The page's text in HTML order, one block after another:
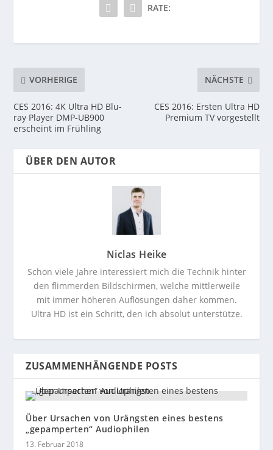
RATE:
VORHERIGE
CES 2016: 4K Ultra HD Blu-
ray Player DMP-UB900
erscheint im Frühling
NÄCHSTE
CES 2016: Ersten Ultra HD
Premium TV vorgestellt
ÜBER DEN AUTOR
Niclas Heike
Schon viele Jahre interessiert mich die Technik hinter
den flimmerden Bildschirmen, welche mittlerweile
mit immer höheren Auflösungen daher kommen.
Ultra HD ist ein Schritt, den ich absolut unterstütze.
ZUSAMMENHÄNGENDE POSTS
Über Ursachen von Urängsten eines bestens
„gepamperten“ Audiophilen
13. Februar 2018